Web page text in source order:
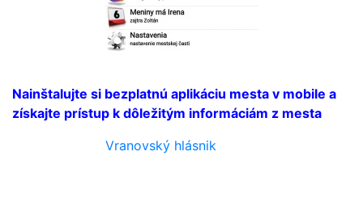
Nainštalujte si bezplatnú aplikáciu mesta v mobile a
získajte prístup k dôležitým informáciám z mesta
Vranovský hlásnik